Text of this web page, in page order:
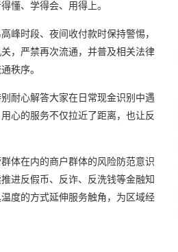
懂、学得会、用得上。
峰时段、夜间收付款时保持警惕，
，严禁再次流通，并普及相关法律
秩序。
耐心解答大家在日常现金识别中遇
心的服务不仅拉近了距离，也让反
体在内的商户群体的风险防范意识
进反假币、反诈、反洗钱等金融知
度的方式延伸服务触角，为区域经